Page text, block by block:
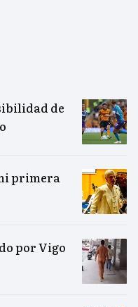
de
primera
por Vigo